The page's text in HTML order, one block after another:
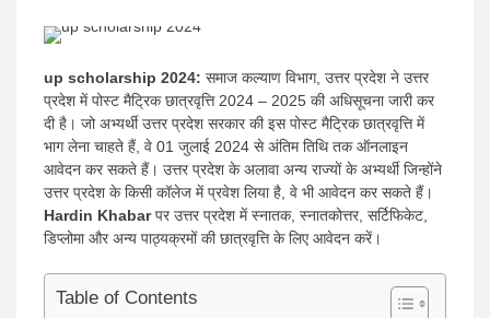
up scholarship 2024: समाज कल्याण विभाग, उत्तर प्रदेश ने उत्तर
प्रदेश में पोस्ट मैट्रिक छात्रवृत्ति 2024 – 2025 की अधिसूचना जारी कर
दी है। जो अभ्यर्थी उत्तर प्रदेश सरकार की इस पोस्ट मैट्रिक छात्रवृत्ति में
भाग लेना चाहते हैं, वे 01 जुलाई 2024 से अंतिम तिथि तक ऑनलाइन
आवेदन कर सकते हैं। उत्तर प्रदेश के अलावा अन्य राज्यों के अभ्यर्थी जिन्होंने
उत्तर प्रदेश के किसी कॉलेज में प्रवेश लिया है, वे भी आवेदन कर सकते हैं।
Hardin Khabarपर उत्तर प्रदेश में स्नातक, स्नातकोत्तर, सर्टिफिकेट,
डिप्लोमा और अन्य पाठ्यक्रमों की छात्रवृत्ति के लिए आवेदन करें।
Table of Contents